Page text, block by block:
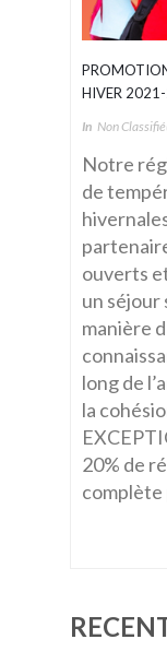
HIVER
In Non
Notre
de
ouverts
un séjour
manière
long de
la
20% de
complète